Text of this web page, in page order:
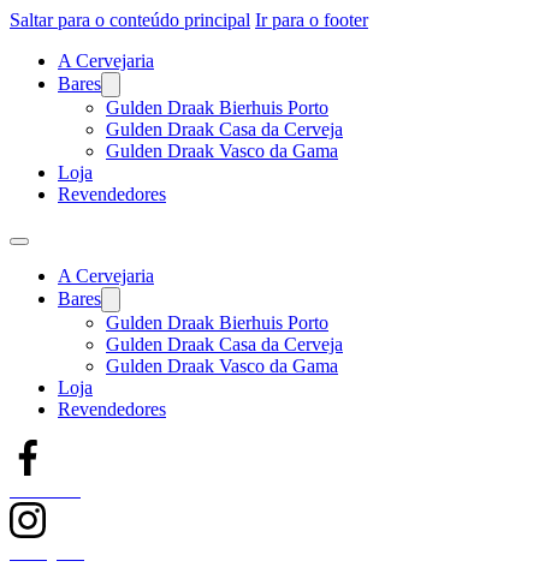
Saltar para o conteúdo principal Ir para o footer
A Cervejaria
Bares
Gulden Draak Bierhuis Porto
Gulden Draak Casa da Cerveja
Gulden Draak Vasco da Gama
Loja
Revendedores
A Cervejaria
Bares
Gulden Draak Bierhuis Porto
Gulden Draak Casa da Cerveja
Gulden Draak Vasco da Gama
Loja
Revendedores